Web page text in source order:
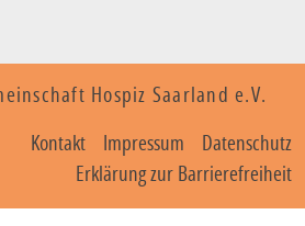
Hospiz Saarland e.V.
Kontakt Impressum
Datenschutz
Erklärung zur Barrierefreiheit